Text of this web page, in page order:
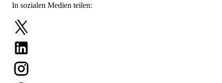
In sozialen Medien teilen: